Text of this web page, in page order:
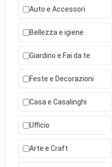
Auto e Accessori
Bellezza e igiene
Giardino e Fai da te
Feste e Decorazioni
Casa e Casalinghi
Ufficio
Arte e Craft